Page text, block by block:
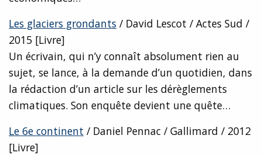
Les glaciers grondants / David Lescot / Actes Sud /
2015 [Livre]
Un écrivain, qui n’y connaît absolument rien au
sujet, se lance, à la demande d’un quotidien, dans
la rédaction d’un article sur les dérèglements
climatiques. Son enquête devient une quête…
Le 6e continent / Daniel Pennac / Gallimard / 2012
[Livre]